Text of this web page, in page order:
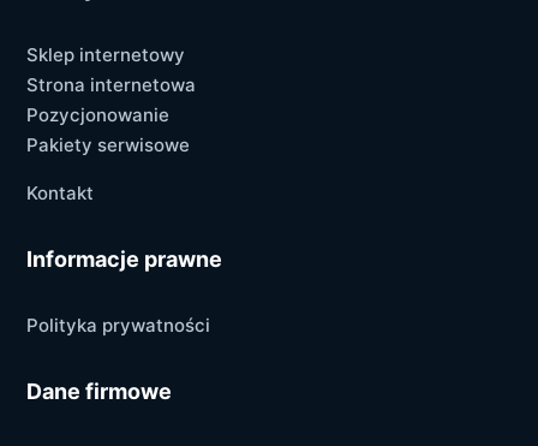
Sklep internetowy
Strona internetowa
Pozycjonowanie
Pakiety serwisowe
Kontakt
Informacje prawne
Polityka prywatności
Dane firmowe